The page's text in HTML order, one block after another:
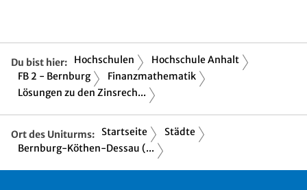
Du bist hier: Hochschulen
Hochschule Anhalt
FB 2 - Bernburg
Finanzmathematik
Lösungen zu den Zinsrech...
Ort des Uniturms: Startseite
Städte
Bernburg-Köthen-Dessau (...